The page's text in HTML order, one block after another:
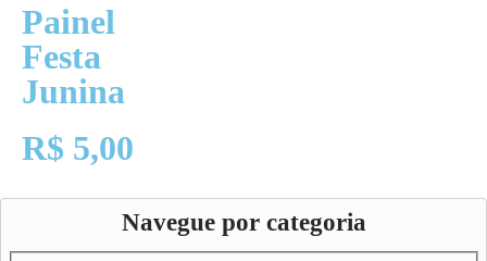
Painel
Festa
Junina
R$ 5,00
Navegue por categoria